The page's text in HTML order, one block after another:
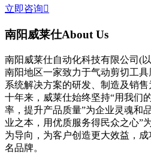
立即咨询
南阳威莱仕About Us
南阳威莱仕自动化科技有限公司(
南阳地区一家致力于气动剪切工
系统解决方案的研发、制造及销售
十年来，威莱仕始终坚持“用我们
率，提升产品质量”为企业灵魂和
业之本，用优质服务得民众之心”
为导向，为客户创造更大效益，
名品牌。